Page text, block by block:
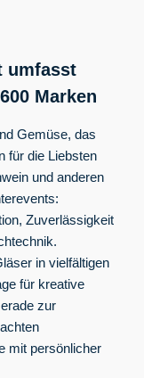
umfasst
Marken
Gemüse, das
für die Liebsten
und anderen
Zuverlässigkeit
in vielfältigen
für kreative
zur
mit persönlicher